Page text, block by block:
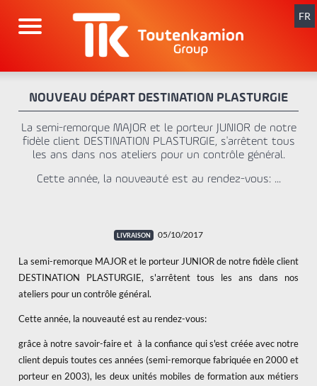
contenu
FR
NOUVEAU DÉPART DESTINATION PLASTURGIE
La semi-remorque MAJOR et le porteur JUNIOR de notre
fidèle client DESTINATION PLASTURGIE, s'arrêtent tous
les ans dans nos ateliers pour un contrôle général.
Cette année, la nouveauté est au rendez-vous: ...
05/10/2017
La semi-remorque MAJOR et le porteur JUNIOR de notre fidèle client
DESTINATION PLASTURGIE, s'arrêtent tous les ans dans nos
ateliers pour un contrôle général.
Cette année, la nouveauté est au rendez-vous:
grâce à notre savoir-faire et à la confiance qui s'est créée avec notre
client depuis toutes ces années (semi-remorque fabriquée en 2000 et
porteur en 2003), les deux unités mobiles de formation aux métiers